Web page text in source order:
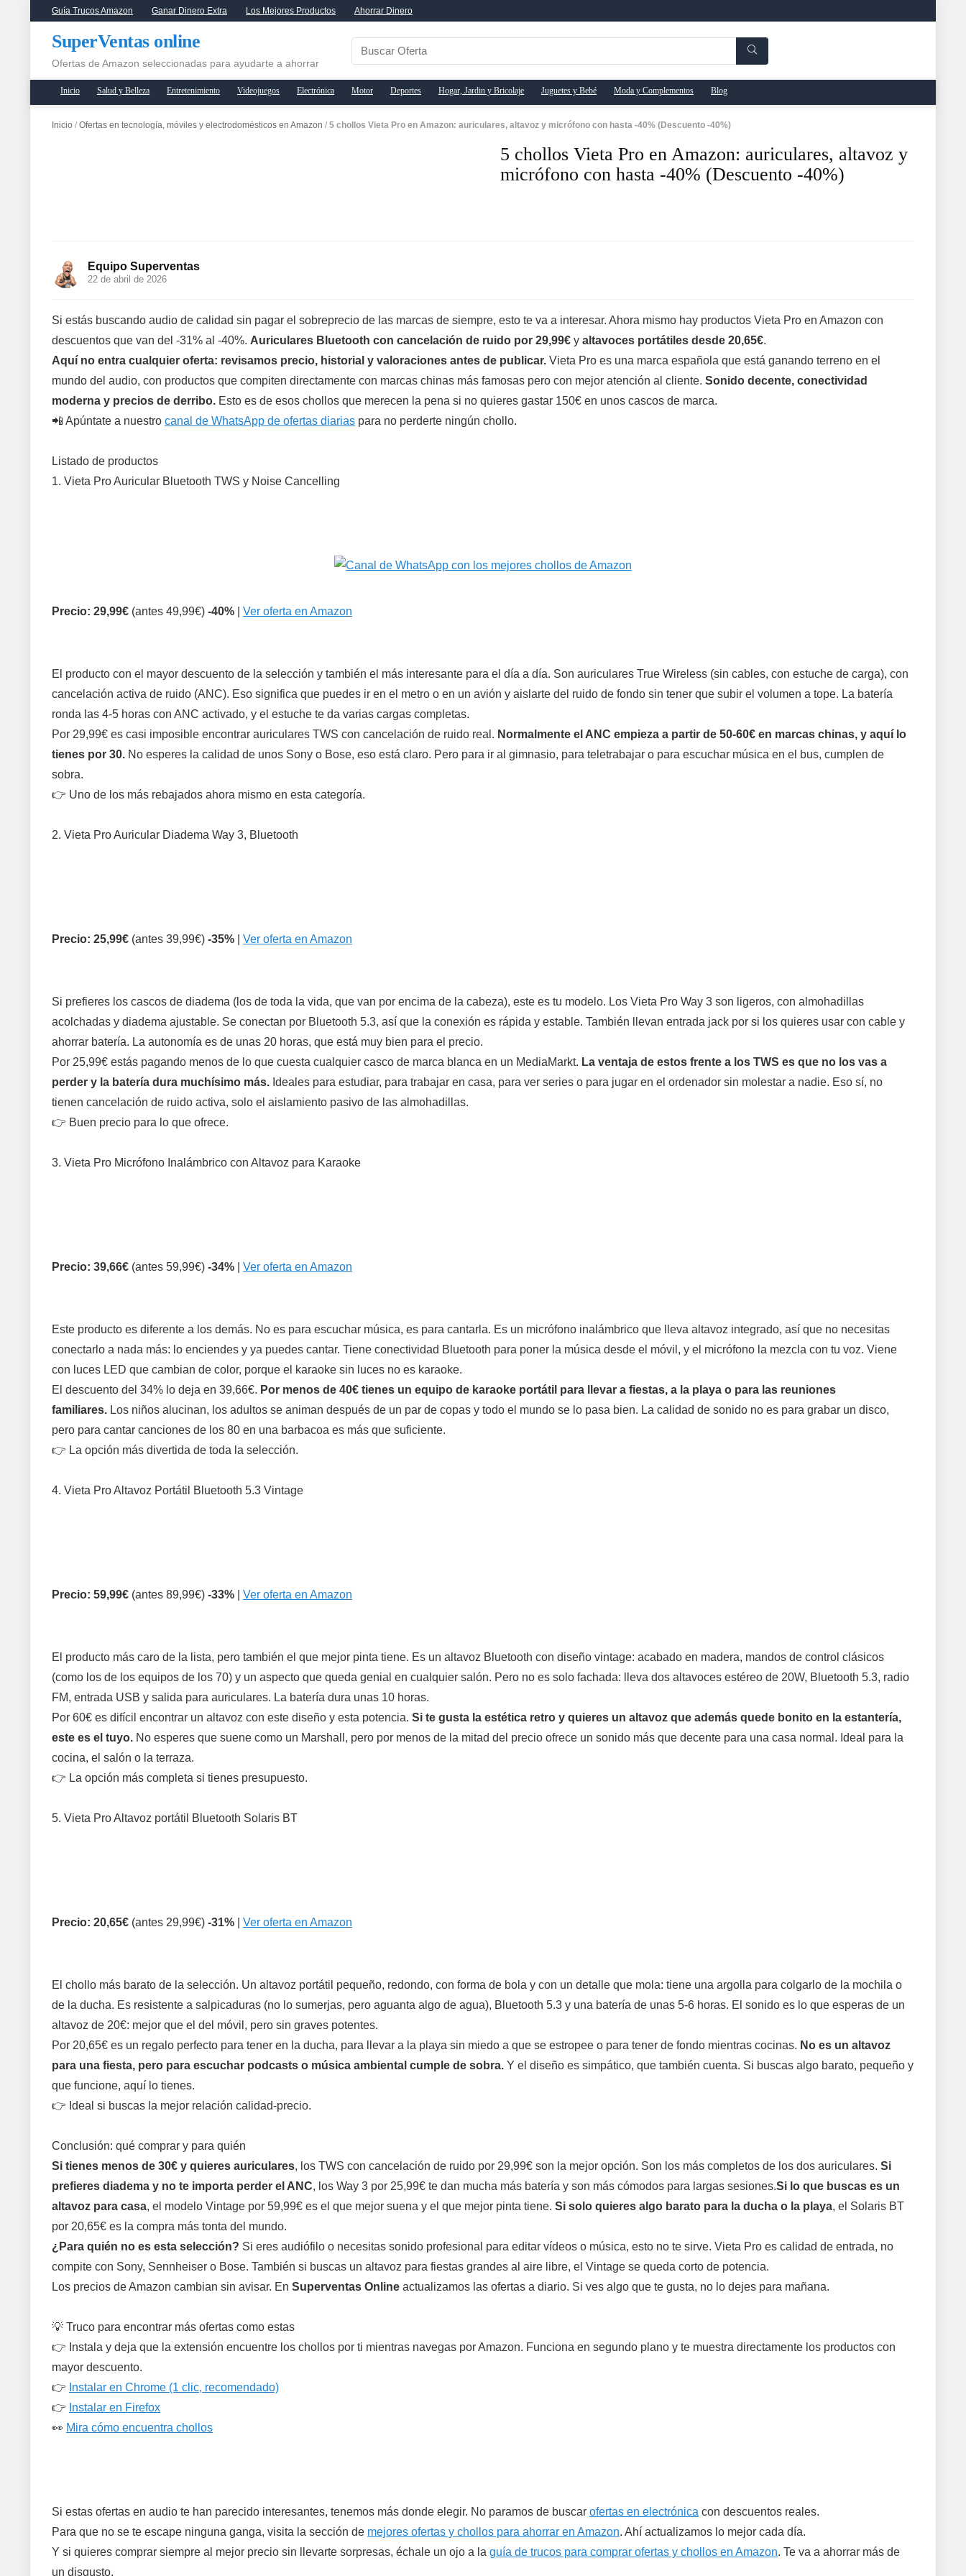
Guía Trucos Amazon Ganar Dinero Extra Los Mejores Productos Ahorrar Dinero
SuperVentas online
Ofertas de Amazon seleccionadas para ayudarte a ahorrar
Inicio Salud y Belleza Entretenimiento Videojuegos Electrónica Motor Deportes Hogar, Jardin y Bricolaje Juguetes y Bebé Moda y Complementos Blog
Inicio / Ofertas en tecnología, móviles y electrodomésticos en Amazon / 5 chollos Vieta Pro en Amazon: auriculares, altavoz y micrófono con hasta -40% (Descuento -40%)
5 chollos Vieta Pro en Amazon: auriculares, altavoz y
micrófono con hasta -40% (Descuento -40%)
Equipo Superventas
22 de abril de 2026
Si estás buscando audio de calidad sin pagar el sobreprecio de las marcas de siempre, esto te va a interesar. Ahora mismo hay productos Vieta Pro en Amazon con
descuentos que van del -31% al -40%. Auriculares Bluetooth con cancelación de ruido por 29,99€ y altavoces portátiles desde 20,65€.
Aquí no entra cualquier oferta: revisamos precio, historial y valoraciones antes de publicar. Vieta Pro es una marca española que está ganando terreno en el
mundo del audio, con productos que compiten directamente con marcas chinas más famosas pero con mejor atención al cliente. Sonido decente, conectividad
moderna y precios de derribo. Esto es de esos chollos que merecen la pena si no quieres gastar 150€ en unos cascos de marca.
📲 Apúntate a nuestro canal de WhatsApp de ofertas diarias para no perderte ningún chollo.
Listado de productos
1. Vieta Pro Auricular Bluetooth TWS y Noise Cancelling
Precio: 29,99€ (antes 49,99€) -40% Ver oferta en Amazon
El producto con el mayor descuento de la selección y también el más interesante para el día a día. Son auriculares True Wireless (sin cables, con estuche de carga), con
cancelación activa de ruido (ANC). Eso significa que puedes ir en el metro o en un avión y aislarte del ruido de fondo sin tener que subir el volumen a tope. La batería
ronda las 4-5 horas con ANC activado, y el estuche te da varias cargas completas.
Por 29,99€ es casi imposible encontrar auriculares TWS con cancelación de ruido real. Normalmente el ANC empieza a partir de 50-60€ en marcas chinas, y aquí lo
tienes por 30. No esperes la calidad de unos Sony o Bose, eso está claro. Pero para ir al gimnasio, para teletrabajar o para escuchar música en el bus, cumplen de
sobra.
👉 Uno de los más rebajados ahora mismo en esta categoría.
2. Vieta Pro Auricular Diadema Way 3, Bluetooth
Precio: 25,99€ (antes 39,99€) -35% Ver oferta en Amazon
Si prefieres los cascos de diadema (los de toda la vida, que van por encima de la cabeza), este es tu modelo. Los Vieta Pro Way 3 son ligeros, con almohadillas
acolchadas y diadema ajustable. Se conectan por Bluetooth 5.3, así que la conexión es rápida y estable. También llevan entrada jack por si los quieres usar con cable y
ahorrar batería. La autonomía es de unas 20 horas, que está muy bien para el precio.
Por 25,99€ estás pagando menos de lo que cuesta cualquier casco de marca blanca en un MediaMarkt. La ventaja de estos frente a los TWS es que no los vas a
perder y la batería dura muchísimo más. Ideales para estudiar, para trabajar en casa, para ver series o para jugar en el ordenador sin molestar a nadie. Eso sí, no
tienen cancelación de ruido activa, solo el aislamiento pasivo de las almohadillas.
👉 Buen precio para lo que ofrece.
3. Vieta Pro Micrófono Inalámbrico con Altavoz para Karaoke
Precio: 39,66€ (antes 59,99€) -34% Ver oferta en Amazon
Este producto es diferente a los demás. No es para escuchar música, es para cantarla. Es un micrófono inalámbrico que lleva altavoz integrado, así que no necesitas
conectarlo a nada más: lo enciendes y ya puedes cantar. Tiene conectividad Bluetooth para poner la música desde el móvil, y el micrófono la mezcla con tu voz. Viene
con luces LED que cambian de color, porque el karaoke sin luces no es karaoke.
El descuento del 34% lo deja en 39,66€. Por menos de 40€ tienes un equipo de karaoke portátil para llevar a fiestas, a la playa o para las reuniones
familiares. Los niños alucinan, los adultos se animan después de un par de copas y todo el mundo se lo pasa bien. La calidad de sonido no es para grabar un disco,
pero para cantar canciones de los 80 en una barbacoa es más que suficiente.
👉 La opción más divertida de toda la selección.
4. Vieta Pro Altavoz Portátil Bluetooth 5.3 Vintage
Precio: 59,99€ (antes 89,99€) -33% Ver oferta en Amazon
El producto más caro de la lista, pero también el que mejor pinta tiene. Es un altavoz Bluetooth con diseño vintage: acabado en madera, mandos de control clásicos
(como los de los equipos de los 70) y un aspecto que queda genial en cualquier salón. Pero no es solo fachada: lleva dos altavoces estéreo de 20W, Bluetooth 5.3, radio
FM, entrada USB y salida para auriculares. La batería dura unas 10 horas.
Por 60€ es difícil encontrar un altavoz con este diseño y esta potencia. Si te gusta la estética retro y quieres un altavoz que además quede bonito en la estantería,
este es el tuyo. No esperes que suene como un Marshall, pero por menos de la mitad del precio ofrece un sonido más que decente para una casa normal. Ideal para la
cocina, el salón o la terraza.
👉 La opción más completa si tienes presupuesto.
5. Vieta Pro Altavoz portátil Bluetooth Solaris BT
Precio: 20,65€ (antes 29,99€) -31% Ver oferta en Amazon
El chollo más barato de la selección. Un altavoz portátil pequeño, redondo, con forma de bola y con un detalle que mola: tiene una argolla para colgarlo de la mochila o
de la ducha. Es resistente a salpicaduras (no lo sumerjas, pero aguanta algo de agua), Bluetooth 5.3 y una batería de unas 5-6 horas. El sonido es lo que esperas de un
altavoz de 20€: mejor que el del móvil, pero sin graves potentes.
Por 20,65€ es un regalo perfecto para tener en la ducha, para llevar a la playa sin miedo a que se estropee o para tener de fondo mientras cocinas. No es un altavoz
para una fiesta, pero para escuchar podcasts o música ambiental cumple de sobra. Y el diseño es simpático, que también cuenta. Si buscas algo barato, pequeño y
que funcione, aquí lo tienes.
👉 Ideal si buscas la mejor relación calidad-precio.
Conclusión: qué comprar y para quién
Si tienes menos de 30€ y quieres auriculares, los TWS con cancelación de ruido por 29,99€ son la mejor opción. Son los más completos de los dos auriculares. Si
prefieres diadema y no te importa perder el ANC, los Way 3 por 25,99€ te dan mucha más batería y son más cómodos para largas sesiones.Si lo que buscas es un
altavoz para casa, el modelo Vintage por 59,99€ es el que mejor suena y el que mejor pinta tiene. Si solo quieres algo barato para la ducha o la playa, el Solaris BT
por 20,65€ es la compra más tonta del mundo.
¿Para quién no es esta selección? Si eres audiófilo o necesitas sonido profesional para editar vídeos o música, esto no te sirve. Vieta Pro es calidad de entrada, no
compite con Sony, Sennheiser o Bose. También si buscas un altavoz para fiestas grandes al aire libre, el Vintage se queda corto de potencia.
Los precios de Amazon cambian sin avisar. En Superventas Online actualizamos las ofertas a diario. Si ves algo que te gusta, no lo dejes para mañana.
💡 Truco para encontrar más ofertas como estas
👉 Instala y deja que la extensión encuentre los chollos por ti mientras navegas por Amazon. Funciona en segundo plano y te muestra directamente los productos con
mayor descuento.
👉 Instalar en Chrome (1 clic, recomendado)
👉 Instalar en Firefox
👀 Mira cómo encuentra chollos
Si estas ofertas en audio te han parecido interesantes, tenemos más donde elegir. No paramos de buscar ofertas en electrónica con descuentos reales.
Para que no se te escape ninguna ganga, visita la sección de mejores ofertas y chollos para ahorrar en Amazon. Ahí actualizamos lo mejor cada día.
Y si quieres comprar siempre al mejor precio sin llevarte sorpresas, échale un ojo a la guía de trucos para comprar ofertas y chollos en Amazon. Te va a ahorrar más de
un disgusto.